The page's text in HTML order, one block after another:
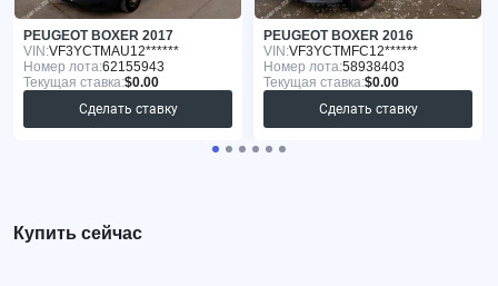
PEUGEOT BOXER 2017
VIN:VF3YCTMAU12******
Номер лота:62155943
Текущая ставка:$0.00
Сделать ставку
PEUGEOT BOXER 2016
VIN:VF3YCTMFC12******
Номер лота:58938403
Текущая ставка:$0.00
Сделать ставку
Купить сейчас